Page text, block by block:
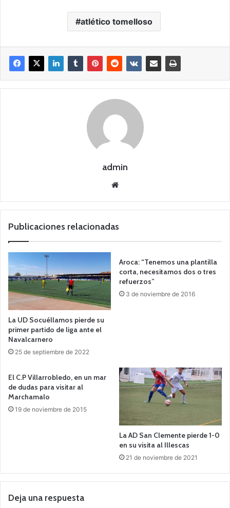
atlético tomelloso
admin
we
Publicaciones relacionadas
La UD Socuéllamos pierde su
primer partido de liga ante el
Navalcarnero
25 de septiembre de 2022
Aroca: “Tenemos una plantilla
corta, necesitamos dos o tres
refuerzos”
3 de noviembre de 2016
El C.P Villarrobledo, en un mar
de dudas para visitar al
Marchamalo
19 de noviembre de 2015
La AD San Clemente pierde 1-0
en su visita al Illescas
21 de noviembre de 2021
Deja una respuesta